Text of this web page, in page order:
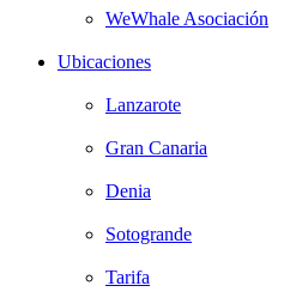
WeWhale Asociación
Ubicaciones
Lanzarote
Gran Canaria
Denia
Sotogrande
Tarifa